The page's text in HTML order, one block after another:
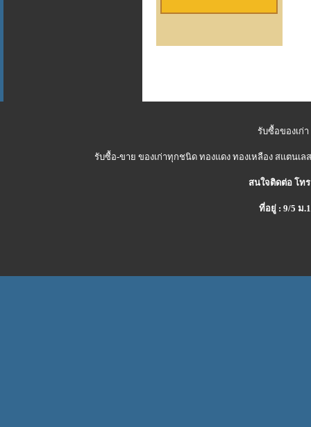
รับซื้อของเก่
รับซื้อ-ขาย ของเก่าทุกชนิด ทองแดง ทองเหลือง สแตนเ
สนใจติดต่อ โทร
ที่อยู่ : 9/5 ม